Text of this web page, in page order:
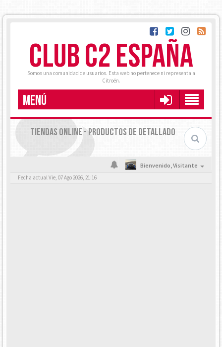
CLUB C2 ESPAÑA
Somos una comunidad de usuarios. Esta web no pertenece ni representa a
Citroën.
MENÚ
TIENDAS ONLINE - PRODUCTOS DE DETALLADO
Bienvenido,Visitante
Fecha actual Vie, 07 Ago 2026, 21:16